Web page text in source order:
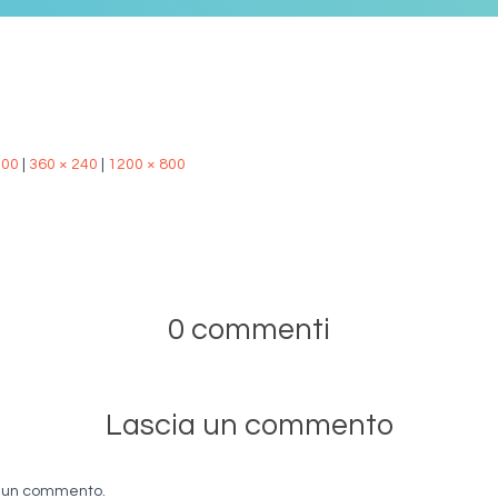
360 × 240 1200 × 800
0 commenti
Lascia un commento
commento.